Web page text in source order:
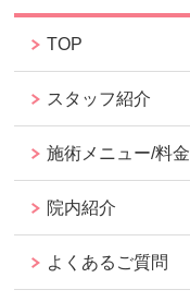
TOP
スタッフ紹介
施術メニュー/料金
院内紹介
よくあるご質問